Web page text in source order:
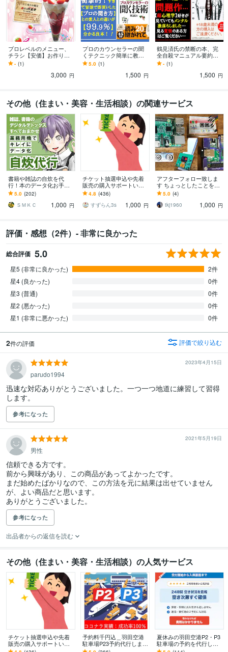
プロレベルのメニュー、
チラシ【安価】お作りし
ます テイクアウトメニュ
ーやPOP、写真も一眼レ
- (1)
3,000 円
プロのカウンセラーの聞
くテクニック簡単に教え
ます 心理的に相手の気持
ちを理解し共感するから
こそ距離の縮め方解説
5.0 (1)
1,500 円
鶴見済氏の禁断の本、完
全自殺マニュアル要約し
ます 自殺が悪いことなの
か？生きることが正解な
のかさえ迷う内容です
- (1)
1,500 円
その他（住まい・美容・生活相談）の関連サービス
書籍や雑誌の自炊を代
行！本のデータ化お手伝
いします オプション無料
対応、業務用断裁機とス
キャナでプロの仕上がり
5.0 (202)
ＳＭＫＣ
1,000 円
チケット抽選申込や先着
販売の購入サポートいた
します 申込口数の必要な
方、チケ発が出来ない方
は是非ご連絡下さい。
4.8 (436)
すずらん3s
1,000 円
アフターフォロー致しま
す ちょっとしたことを気
軽に問い合わせ
5.0 (4)
tkj1960
1,000 円
評価・感想（2件）- 非常に良かった
総合評価 5.0
星5 (非常に良かった)
2件
星4 (良かった)
0件
星3 (普通)
0件
星2 (悪かった)
0件
星1 (非常に悪かった)
0件
2件の評価 評価で絞り込む
2023年4月15日
parudo1994
迅速な対応ありがとうございました。一つ一つ地道に練習して習得
します。
参考になった
2021年5月19日
男性
信頼できる方です。
前から興味があり、この商品があってよかったです。
まだ始めたばかりなので、この方法を元に結果は出せていません
が、よい商品だと思います。
ありがとうございました。
参考になった
出品者からの返信を読む
その他（住まい・美容・生活相談）の人気サービス
チケット抽選申込や先着
販売の購入サポートいた
します 申込口数の必要な
予約料千円込＿羽田空港
駐車場P23予約代行します
[実績100%※の成功率/1000
夏休みの羽田空港P2・P3
駐車場の予約を代行しま
す 手数料込み・満車もキ